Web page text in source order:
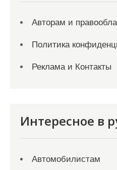
Авторам и
Политика
Реклама и Контакты
Интересное в
Автомобилистам